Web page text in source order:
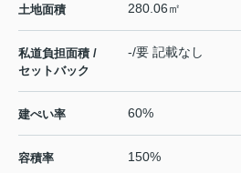
土地面積 280.06㎡
私道負担面積 /
セットバック
-/要 記載なし
建ぺい率 60%
容積率 150%